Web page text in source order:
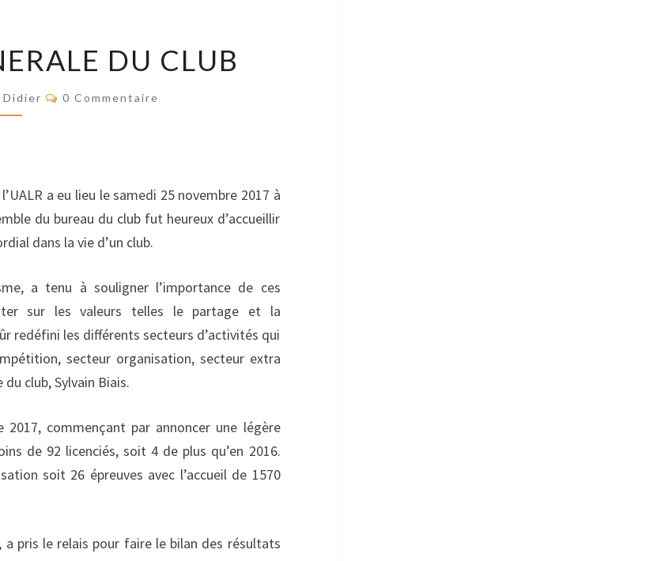
GENERALE
DU CLUB
Didier Commentaires
0 Commentaire
a eu lieu le samedi 25 novembre 2017 à
du bureau du club fut heureux d’accueillir
dans la vie d’un club.
a tenu à souligner l’importance de ces
sur les valeurs telles le partage et la
redéfini les différents secteurs d’activités qui
secteur organisation, secteur extra
club, Sylvain Biais.
commençant par annoncer une légère
de 92 licenciés, soit 4 de plus qu’en 2016.
soit 26 épreuves avec l’accueil de 1570
a pris le relais pour faire le bilan des résultats